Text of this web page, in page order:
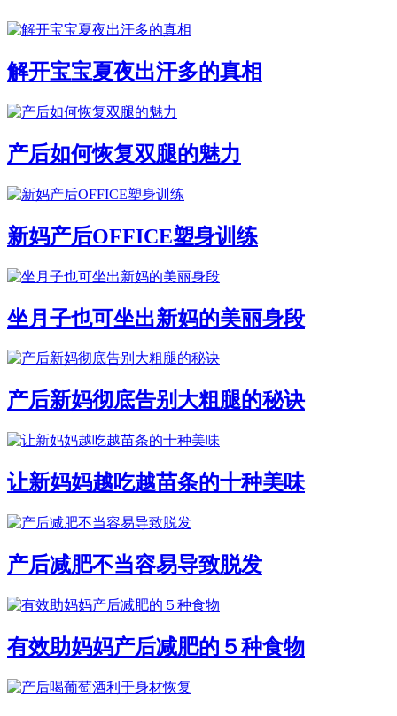
解开宝宝夏夜出汗多的真相
产后如何恢复双腿的魅力
新妈产后OFFICE塑身训练
坐月子也可坐出新妈的美丽身段
产后新妈彻底告别大粗腿的秘诀
让新妈妈越吃越苗条的十种美味
产后减肥不当容易导致脱发
有效助妈妈产后减肥的５种食物